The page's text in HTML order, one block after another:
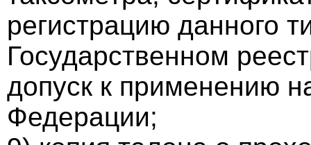
регистрацию данного
Государственном
допуск к применению
Федерации;